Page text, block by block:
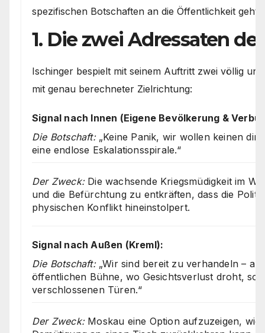
spezifischen Botschaften an die Öffentlichkeit geht:
1. Die zwei Adressaten
Ischinger bespielt mit seinem Auftritt zwei völlig
mit genau berechneter Zielrichtung:
Signal nach Innen (Eigene Bevölkerung &
Die Botschaft:„Keine Panik, wir wollen keinen
eine endlose Eskalationsspirale.“
Der Zweck:Die wachsende Kriegsmüdigkeit im
und die Befürchtung zu entkräften, dass die
physischen Konflikt hineinstolpert.
Signal nach Außen (Kreml):
Die Botschaft:„Wir sind bereit zu verhandeln –
öffentlichen Bühne, wo Gesichtsverlust droht,
verschlossenen Türen.“
Der Zweck:Moskau eine Option aufzuzeigen, wie